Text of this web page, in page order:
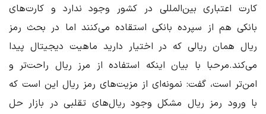
کارت اعتباری بین‌المللی در کشور وجود ندارد و کارت‌های
بانکی هم از سپرده بانکی استقاده می‌کنند اما در بحث رمز
ریال همان ریالی که در اختیار دارید ماهیت دیجیتال پیدا
می‌کند.مرحبا با بیان اینکه استفاده از مرز ریال راحت‌تر و
امن‌تر است، گفت: نمونه‌ای از مزیت‌های رمز ریال این است که
با ورود رمز ریال مشکل وجود ریال‌های تقلبی در بازار حل